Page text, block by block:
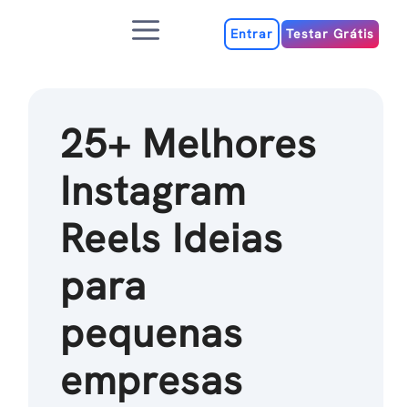
MenuEntrar Testar Grátis
25+ Melhores
Instagram
Reels Ideias
para
pequenas
empresas